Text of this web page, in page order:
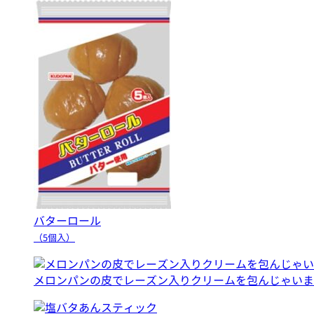
バターロール
（5個入）
メロンパンの皮でレーズン入りクリームを包んじゃい